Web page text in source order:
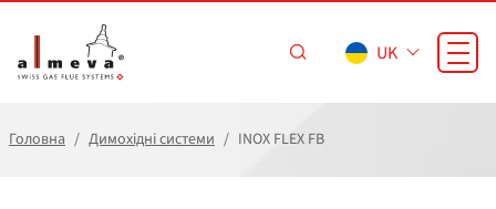
UK
Головна Димохідні системи INOX FLEX FB